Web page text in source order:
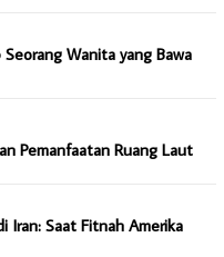
Wanita yang Bawa
Pemanfaatan Ruang Laut
Iran: Saat Fitnah Amerika